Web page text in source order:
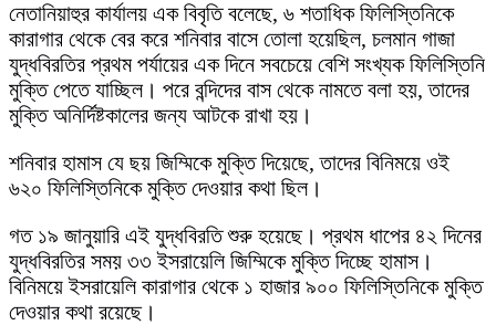
নেতানিয়াহুর কার্যালয় এক বিবৃতি বলেছে, ৬ শতাধিক ফিলিস্তিনিকে
কারাগার থেকে বের করে শনিবার বাসে তোলা হয়েছিল, চলমান গাজা
যুদ্ধবিরতির প্রথম পর্যায়ের এক দিনে সবচেয়ে বেশি সংখ্যক ফিলিস্তিনি
মুক্তি পেতে যাচ্ছিল। পরে বন্দিদের বাস থেকে নামতে বলা হয়, তাদের
মুক্তি অনির্দিষ্টকালের জন্য আটকে রাখা হয়।
শনিবার হামাস যে ছয় জিম্মিকে মুক্তি দিয়েছে, তাদের বিনিময়ে ওই
৬২০ ফিলিস্তিনিকে মুক্তি দেওয়ার কথা ছিল।
গত ১৯ জানুয়ারি এই যুদ্ধবিরতি শুরু হয়েছে। প্রথম ধাপের ৪২ দিনের
যুদ্ধবিরতির সময় ৩৩ ইসরায়েলি জিম্মিকে মুক্তি দিচ্ছে হামাস।
বিনিময়ে ইসরায়েলি কারাগার থেকে ১ হাজার ৯০০ ফিলিস্তিনিকে মুক্তি
দেওয়ার কথা রয়েছে।